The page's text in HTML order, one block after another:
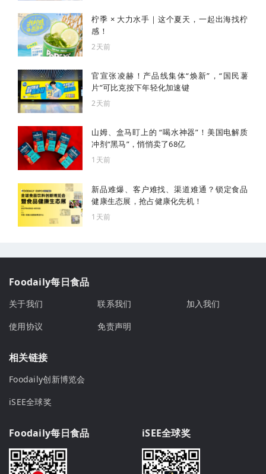
柠季 × 大力水手｜这个夏天，一起出海找柠
感！
2天前
官宣张凌赫！产品线集体“焕新”，“国民薯
片”可比克按下年轻化加速键
2天前
山姆、盒马盯上的 “喝水神器”！美国电解质
冲剂“黑马”，悄悄卖了68亿
1天前
新品难爆、客户难找、渠道难通？锁定食品
健康生态展，抢占健康化先机！
1天前
Foodaily每日食品
关于我们 联系我们
加入我们
使用协议
免责声明
相关链接
Foodaily创新博览会
iSEE全球奖
Foodaily每日食品 iSEE全球奖